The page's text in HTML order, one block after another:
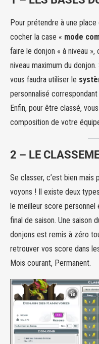
Pour prétendre à une
cocher la case « mode
faire le donjon « à niveau »,
niveau maximum du
vous faudra utiliser le
personnalisé
Enfin, pour être classé,
composition de votre
2 – LE
Se classer, c’est bien mais
voyons ! Il existe deux
le meilleur score
final de saison. Une saison
donjons est remis à zéro
retrouver vos score dans
Mois courant, Permanent.